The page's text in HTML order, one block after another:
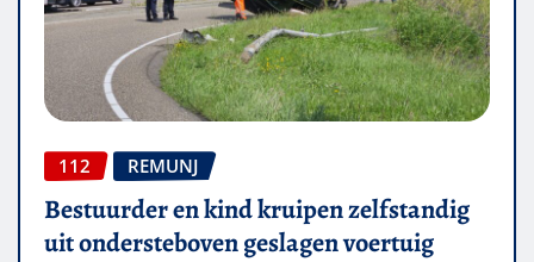
112 REMUNJ
Bestuurder en kind kruipen zelfstandig
uit ondersteboven geslagen voertuig